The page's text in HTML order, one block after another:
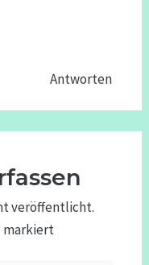
Antworten
veröffentlicht.
markiert